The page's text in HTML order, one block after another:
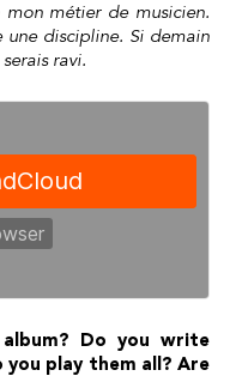
métier de musicien.
une discipline. Si demain
ravi.
Do you write
play them all? Are